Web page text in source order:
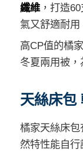
纖維，打造
氣又舒適耐用
高CP值的橘
冬夏兩用被
天絲床包
橘家天絲床
然特性能自行